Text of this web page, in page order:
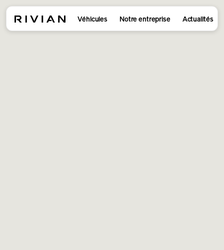
Véhicules Notre entreprise Actualités